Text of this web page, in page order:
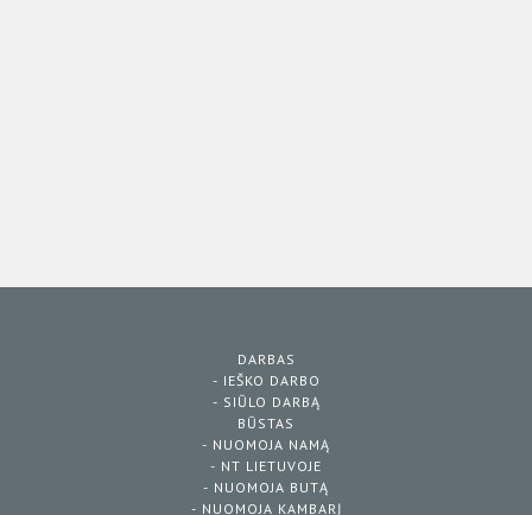
DARBAS
- IEŠKO DARBO
- SIŪLO DARBĄ
BŪSTAS
- NUOMOJA NAMĄ
- NT LIETUVOJE
- NUOMOJA BUTĄ
- NUOMOJA KAMBARĮ